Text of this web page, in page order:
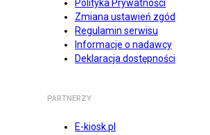
Polityka Prywatności
Zmiana ustawień zgód
Regulamin serwisu
Informacje o nadawcy
Deklaracja dostępności
PARTNERZY
E-kiosk.pl